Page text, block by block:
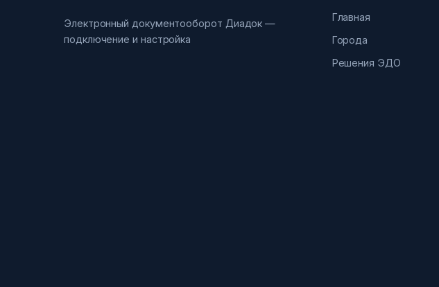
Электронный документооборот Диадок —
подключение и настройка
Главная
Города
Решения ЭДО